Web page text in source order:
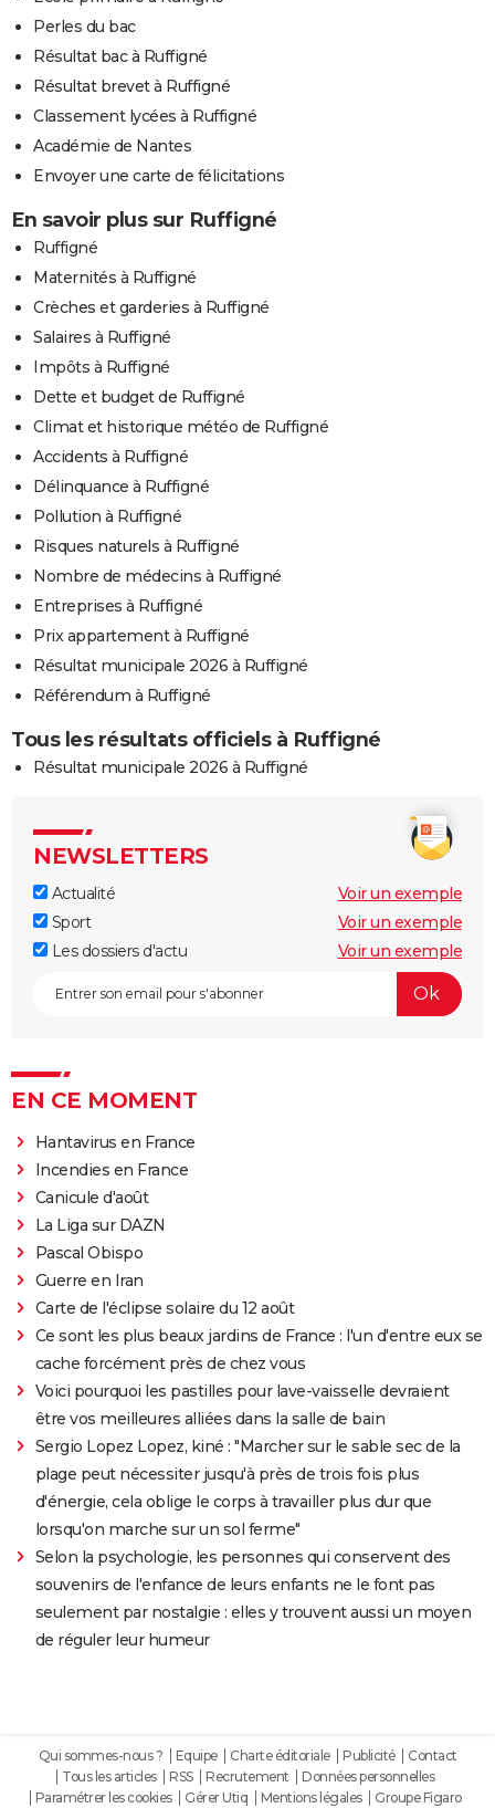
Perles du bac
Résultat bac à Ruffigné
Résultat brevet à Ruffigné
Classement lycées à Ruffigné
Académie de Nantes
Envoyer une carte de félicitations
En savoir plus sur Ruffigné
Ruffigné
Maternités à Ruffigné
Crèches et garderies à Ruffigné
Salaires à Ruffigné
Impôts à Ruffigné
Dette et budget de Ruffigné
Climat et historique météo de Ruffigné
Accidents à Ruffigné
Délinquance à Ruffigné
Pollution à Ruffigné
Risques naturels à Ruffigné
Nombre de médecins à Ruffigné
Entreprises à Ruffigné
Prix appartement à Ruffigné
Résultat municipale 2026 à Ruffigné
Référendum à Ruffigné
Tous les résultats officiels à Ruffigné
Résultat municipale 2026 à Ruffigné
NEWSLETTERS
Actualité
Voir un exemple
Sport
Voir un exemple
Les dossiers d'actu
Voir un exemple
EN CE MOMENT
Hantavirus en France
Incendies en France
Canicule d'août
La Liga sur DAZN
Pascal Obispo
Guerre en Iran
Carte de l'éclipse solaire du 12 août
Ce sont les plus beaux jardins de France : l'un d'entre eux se
cache forcément près de chez vous
Voici pourquoi les pastilles pour lave-vaisselle devraient
être vos meilleures alliées dans la salle de bain
Sergio Lopez Lopez, kiné : "Marcher sur le sable sec de la
plage peut nécessiter jusqu'à près de trois fois plus
d'énergie, cela oblige le corps à travailler plus dur que
lorsqu'on marche sur un sol ferme"
Selon la psychologie, les personnes qui conservent des
souvenirs de l'enfance de leurs enfants ne le font pas
seulement par nostalgie : elles y trouvent aussi un moyen
de réguler leur humeur
Qui sommes-nous ? Equipe Charte éditoriale Publicité
Contact
Tous les articles
RSS Recrutement
Données personnelles
Paramétrer les cookies
Gérer Utiq Mentions légales Groupe Figaro